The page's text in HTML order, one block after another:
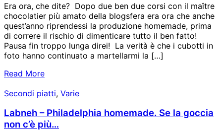
Era ora, che dite? Dopo due ben due corsi con il maître
chocolatier più amato della blogsfera era ora che anche
quest’anno riprendessi la produzione homemade, prima
di correre il rischio di dimenticare tutto il ben fatto!
Pausa fin troppo lunga direi! La verità è che i cubotti in
foto hanno continuato a martellarmi la […]
Read More
Secondi piatti, Varie
Labneh – Philadelphia homemade. Se la goccia
non c’è più…